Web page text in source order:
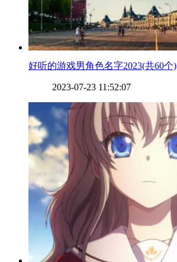
​好听的游戏男角色名字2023(共60个)
2023-07-23 11:52:07